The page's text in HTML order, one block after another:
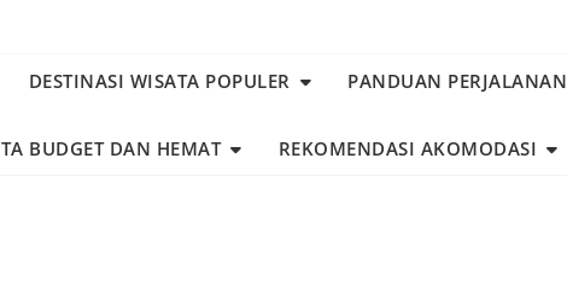
DESTINASI WISATA POPULER PANDUAN PERJALANAN
BUDGET DAN HEMAT REKOMENDASI AKOMODASI